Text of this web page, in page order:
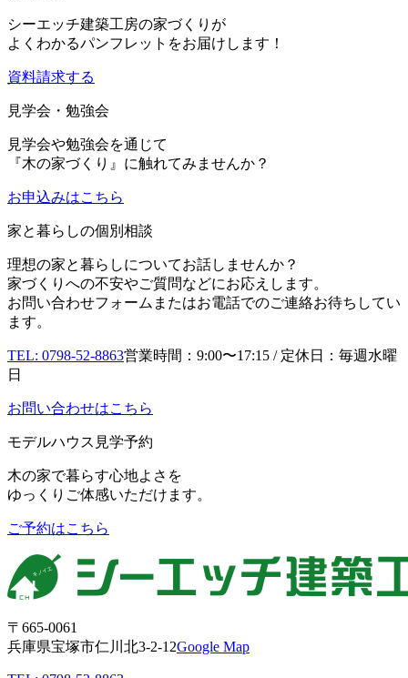
シーエッチ建築工房の家づくりが
よくわかるパンフレットをお届けします！
資料請求する
見学会・勉強会
見学会や勉強会を通じて
『木の家づくり』に触れてみませんか？
お申込みはこちら
家と暮らしの個別相談
理想の家と暮らしについてお話しませんか？
家づくりへの不安やご質問などにお応えします。
お問い合わせフォームまたはお電話でのご連絡お待ちしてい
ます。
TEL: 0798-52-8863営業時間：9:00〜17:15 / 定休日：毎週水曜
日
お問い合わせはこちら
モデルハウス見学予約
木の家で暮らす心地よさを
ゆっくりご体感いただけます。
ご予約はこちら
〒665-0061
兵庫県宝塚市仁川北3-2-12Google Map